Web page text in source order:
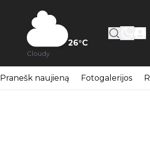
26°C
Cloudy
Pranešk naujieną Fotogalerijos